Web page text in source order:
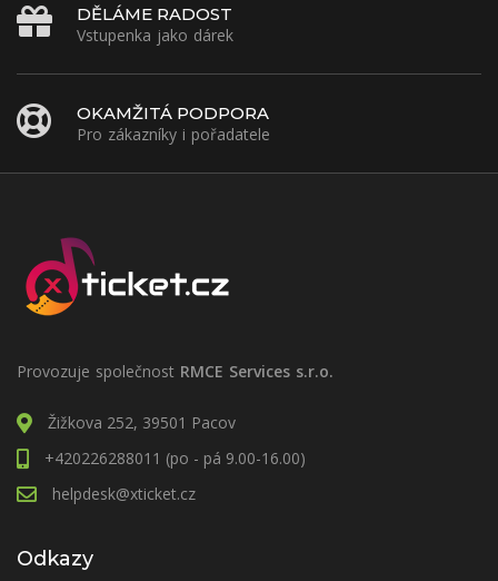
DĚLÁME RADOST
Vstupenka jako dárek
OKAMŽITÁ PODPORA
Pro zákazníky i pořadatele
Provozuje společnost RMCE Services s.r.o.
Žižkova 252, 39501 Pacov
+420226288011 (po - pá 9.00-16.00)
helpdesk@xticket.cz
Odkazy